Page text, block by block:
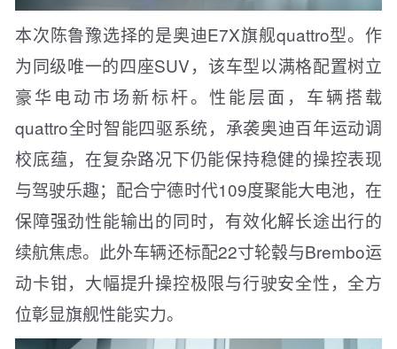
本次陈鲁豫选择的是奥迪E7X旗舰quattro型。作
为同级唯一的四座SUV，该车型以满格配置树立
豪华电动市场新标杆。性能层面，车辆搭载
quattro全时智能四驱系统，承袭奥迪百年运动调
校底蕴，在复杂路况下仍能保持稳健的操控表现
与驾驶乐趣；配合宁德时代109度聚能大电池，在
保障强劲性能输出的同时，有效化解长途出行的
续航焦虑。此外车辆还标配22寸轮毂与Brembo运
动卡钳，大幅提升操控极限与行驶安全性，全方
位彰显旗舰性能实力。